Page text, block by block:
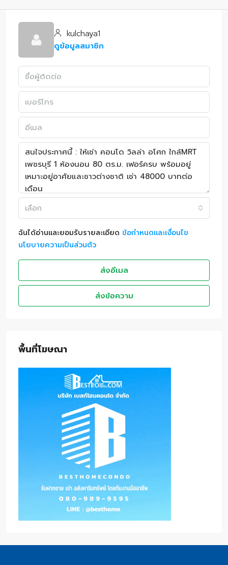
kulchaya1
ดูข้อมูลสมาชิก
เลือก
ฉันได้อ่านและยอมรับรายละเอียด ข้อกำหนดและเงื่อนไข
นโยบายความเป็นส่วนตัว
ส่งอีเมล
ส่งข้อความ
พื้นที่โฆษณา